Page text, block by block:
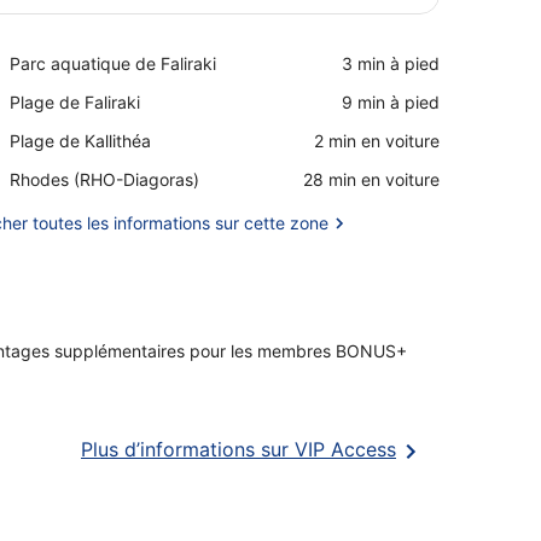
Parc aquatique de Faliraki
Place,
aquatique
Faliraki
‪3 min à pied‬
Plage de Faliraki
Place,
de
‪9 min à pied‬
Plage de Kallithéa
Place,
de
‪2 min en voiture‬
Rhodes (RHO-Diagoras)
Airport,
(RHO-
‪28 min en voiture‬
toutes les informations sur cette zone
supplémentaires pour les membres BONUS+
Plus d’informations sur VIP AccessS’ouvre